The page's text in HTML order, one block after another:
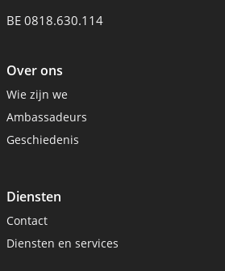
BE 0818.630.114
Over ons
Wie zijn we
Ambassadeurs
Geschiedenis
Diensten
Contact
Diensten en services